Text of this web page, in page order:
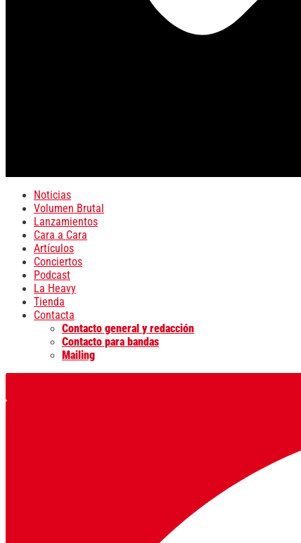
Noticias
Volumen Brutal
Lanzamientos
Cara a Cara
Artículos
Conciertos
Podcast
La Heavy
Tienda
Contacta
Contacto general y redacción
Contacto para bandas
Mailing